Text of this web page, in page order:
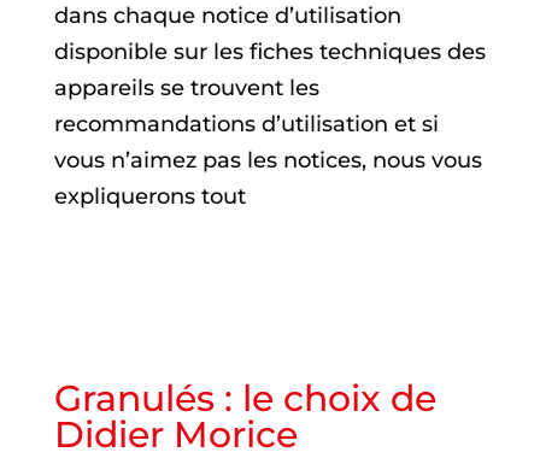
dans chaque notice d’utilisation
disponible sur les fiches techniques des
appareils se trouvent les
recommandations d’utilisation et si
vous n’aimez pas les notices, nous vous
expliquerons tout
Granulés : le choix de
Didier Morice